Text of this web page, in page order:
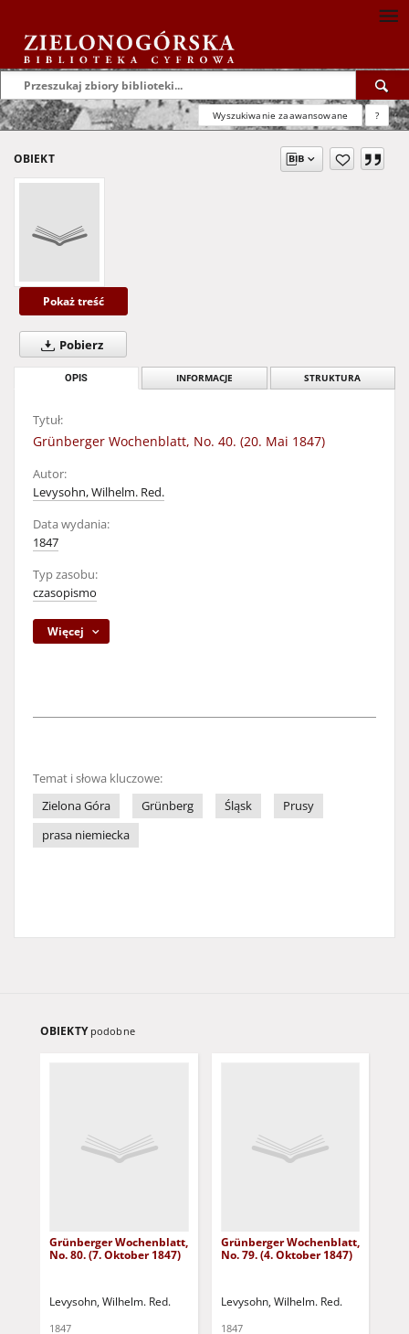
Wyszukiwanie zaawansowane ?
OBIEKT
Pokaż treść
Pobierz
OPIS INFORMACJE STRUKTURA
Tytuł:
Grünberger Wochenblatt, No. 40. (20. Mai 1847)
Autor:
Levysohn, Wilhelm. Red.
Data wydania:
1847
Typ zasobu:
czasopismo
Więcej
Temat i słowa kluczowe:
Zielona Góra
Grünberg Śląsk
Prusy
prasa niemiecka
OBIEKTY podobne
Grünberger Wochenblatt,
No. 80. (7. Oktober 1847)
Levysohn, Wilhelm. Red.
1847
Grünberger Wochenblatt,
No. 79. (4. Oktober 1847)
Levysohn, Wilhelm. Red.
1847